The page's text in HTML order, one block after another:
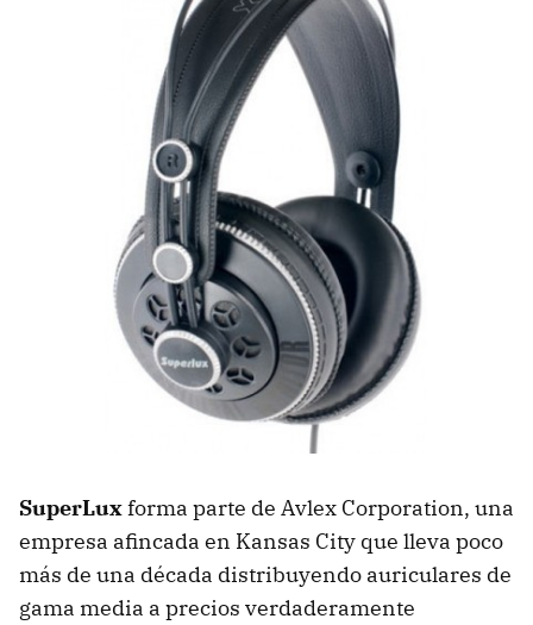
SuperLuxforma parte de Avlex Corporation, una
empresa afincada en Kansas City que lleva poco
más de una década distribuyendo auriculares de
gama media a precios verdaderamente